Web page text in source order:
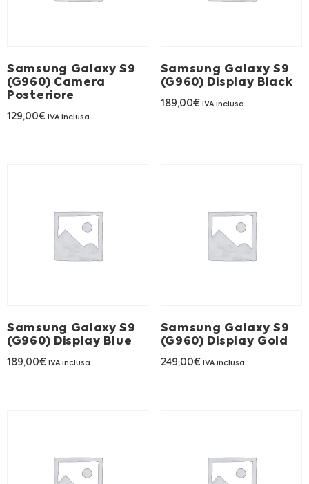
Samsung Galaxy S9
(G960) Camera
Posteriore
129,00€ IVA inclusa
Samsung Galaxy S9
(G960) Display Black
189,00€ IVA inclusa
Samsung Galaxy S9
(G960) Display Blue
189,00€ IVA inclusa
Samsung Galaxy S9
(G960) Display Gold
249,00€ IVA inclusa